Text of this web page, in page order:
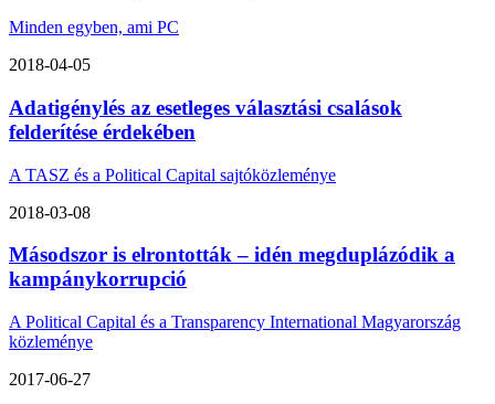
Minden egyben, ami PC
2018-04-05
Adatigénylés az esetleges választási csalások
felderítése érdekében
A TASZ és a Political Capital sajtóközleménye
2018-03-08
Másodszor is elrontották – idén megduplázódik a
kampánykorrupció
A Political Capital és a Transparency International Magyarország
közleménye
2017-06-27